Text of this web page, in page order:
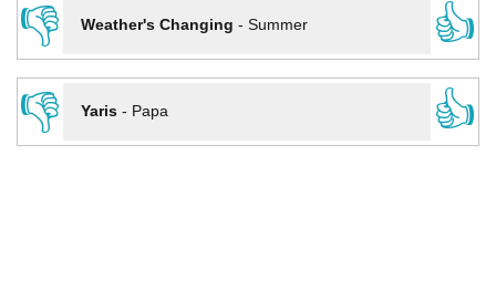
👎
Weather's Changing - Summer
👍
👎
Yaris- Papa 👍